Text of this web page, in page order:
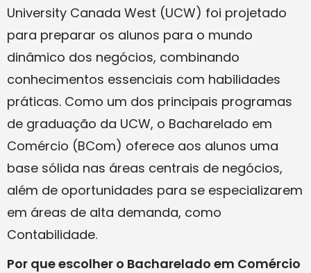
University Canada West (UCW) foi projetado
para preparar os alunos para o mundo
dinâmico dos negócios, combinando
conhecimentos essenciais com habilidades
práticas. Como um dos principais programas
de graduação da UCW, o Bacharelado em
Comércio (BCom) oferece aos alunos uma
base sólida nas áreas centrais de negócios,
além de oportunidades para se especializarem
em áreas de alta demanda, como
Contabilidade.
Por que escolher o Bacharelado em Comércio